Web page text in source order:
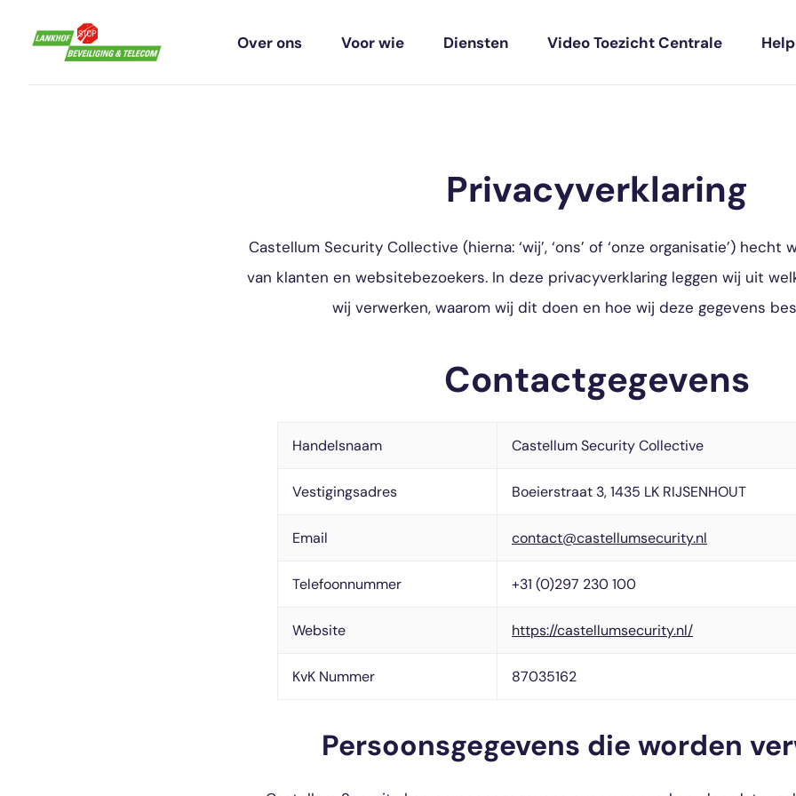
Over ons Voor wie Diensten Video Toezicht Centrale
Privacyverklaring
Castellum Security Collective (hierna: ‘wij’, ‘ons’ of ‘onze organisatie’) hecht
van klanten en websitebezoekers. In deze privacyverklaring leggen wij uit
wij verwerken, waarom wij dit doen en hoe wij deze gegevens
Contactgegevens
Handelsnaam Castellum Security Collective
Vestigingsadres Boeierstraat 3, 1435 LK RIJSENHOUT
Email contact@castellumsecurity.nl
Telefoonnummer +31 (0)297 230 100
Website https://castellumsecurity.nl/
KvK Nummer 87035162
Persoonsgegevens die worden